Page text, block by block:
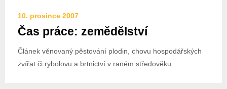
10. prosince 2007
Čas práce: zemědělství
Článek věnovaný pěstování plodin, chovu hospodářských
zvířat či rybolovu a brtnictví v raném středověku.